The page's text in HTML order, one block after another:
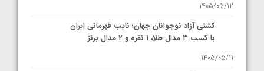
1405/05/12
کشتی آزاد نوجوانان جهان؛ نایب قهرمانی ایران
با کسب ۳ مدال طلا، ۱ نقره و ۲ مدال برنز
1405/05/11